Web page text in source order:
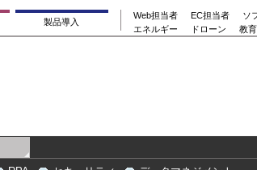
製品導入
Web担当者 EC担当者
ソ
エネルギー
ドローン 教